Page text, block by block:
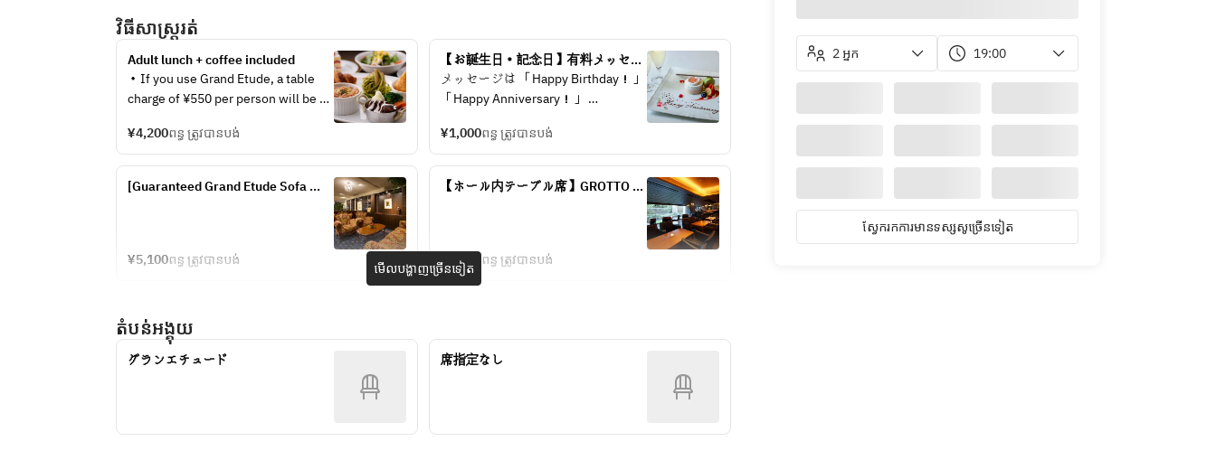
វិធីសាស្រ្តរត់
Adult lunch + coffee included
・If you use Grand Etude, a table
charge of ¥550 per person will be
¥4,200ពន្ធ ត្រូវបានបង់
【お誕生日・記念日】有料メッセー
ジプレート(※2日前までの要予約)
メッセージは 「Happy Birthday！」
「Happy Anniversary！」
りがとう♡」など。
¥1,000ពន្ធ ត្រូវបានបង់
[Guaranteed Grand Etude Sofa
¥5,100ពន្ធ ត្រូវបានបង់
【ホール内テーブル席】GROTTO ア
¥4,600ពន្ធ ត្រូវបានបង់
មើលបង្ហាញច្រើនទៀត
តំបន់អង្គុយ
グランエチュード 席指定なし
2 អ្នក 19:00
ស្វែ​ក​រក​ការ​មាន​ទស្សសូ​ច្រើន​ទៀត